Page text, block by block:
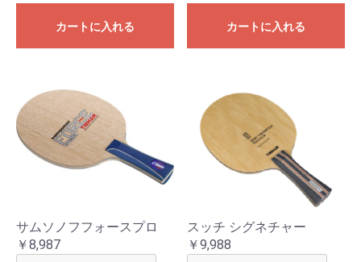
カートに入れる カートに入れる
サムソノフフォースプロ
￥8,987
スッチ シグネチャー
￥9,988